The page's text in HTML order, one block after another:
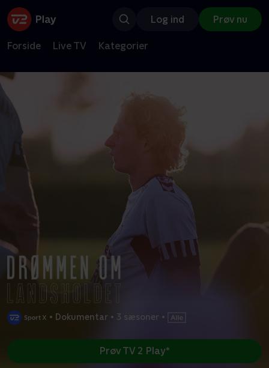
Log ind Prøv nu
Forside Live TV Kategorier
• Dokumentar • 3 sæsoner •
Prøv TV 2 Play*